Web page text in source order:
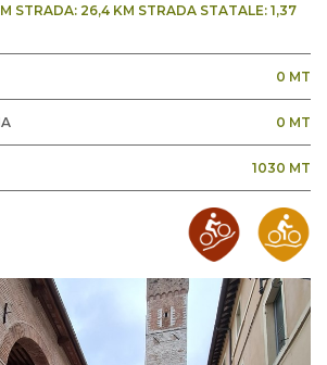
STRADA: 26,4 KM STRADA STATALE: 1,37
0 MT
0 MT
1030 MT